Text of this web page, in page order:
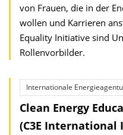
von Frauen, die in der
wollen und Karrieren
Equality Initiative sind
Rollenvorbilder.
Internationale
Clean Energy
(C3E